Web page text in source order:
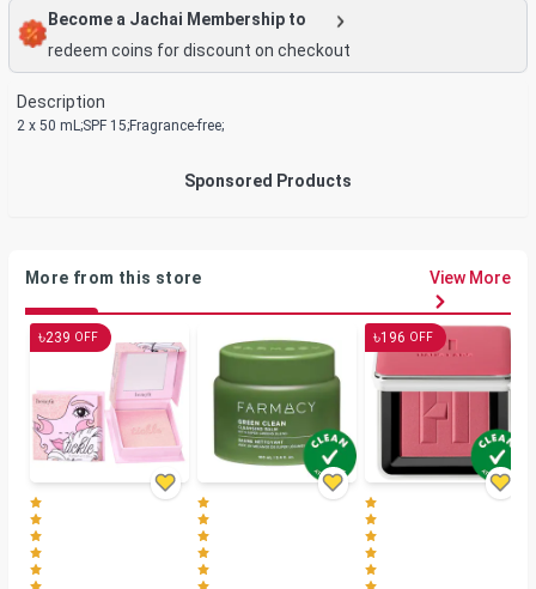
Become a Jachai Membership to
redeem coins for discount on checkout
Description
2 x 50 mL;SPF 15;Fragrance-free;
Sponsored Products
More from this store View More
৳239 OFF ৳196 OFF